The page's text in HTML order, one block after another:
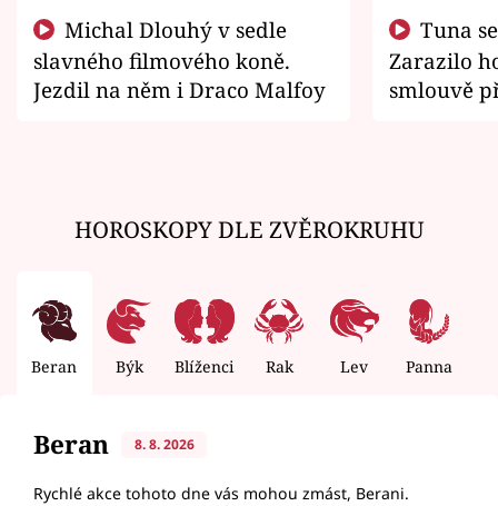
slavného filmového koně.
Jezdil na něm i Draco Malfoy
Zarazilo
smlouvě
HOROSKOPY DLE ZVĚROKRUHU
Beran Býk Blíženci Rak Lev Panna
Beran 8. 8. 2026
Rychlé akce tohoto dne vás mohou zmást, Berani.